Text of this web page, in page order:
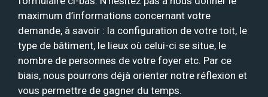
maximum d’informations concernant votre
demande, à savoir : la configuration de votre toit, le
type de bâtiment, le lieux où celui-ci se situe, le
nombre de personnes de votre foyer etc. Par ce
biais, nous pourrons déjà orienter notre réflexion et
vous permettre de gagner du temps.